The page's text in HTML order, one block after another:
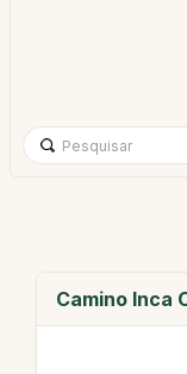
Camino Inca